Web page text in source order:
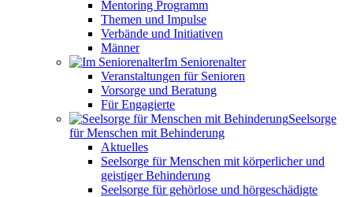
Mentoring Programm
Themen und Impulse
Verbände und Initiativen
Männer
Im Seniorenalter
Veranstaltungen für Senioren
Vorsorge und Beratung
Für Engagierte
Seelsorge
für Menschen mit Behinderung
Aktuelles
Seelsorge für Menschen mit körperlicher und
geistiger Behinderung
Seelsorge für gehörlose und hörgeschädigte